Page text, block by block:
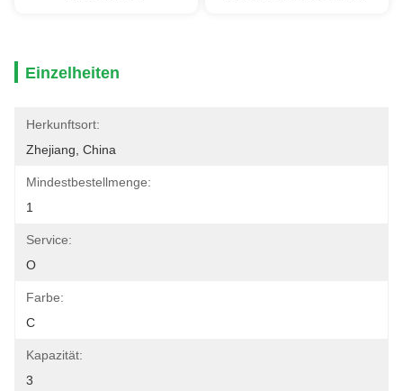
Einzelheiten
Herkunftsort:
Zhejiang, China
Mindestbestellmenge:
1
Service:
O
Farbe:
C
Kapazität:
3